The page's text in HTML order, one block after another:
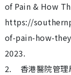
of Pain & How
https://
of-pain-how-
2023.
2. 香港醫院管理